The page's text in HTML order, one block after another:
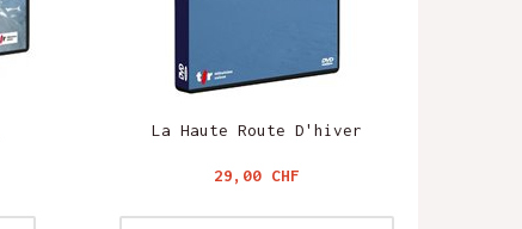
La Haute Route D'hiver
Prix
29,00 CHF